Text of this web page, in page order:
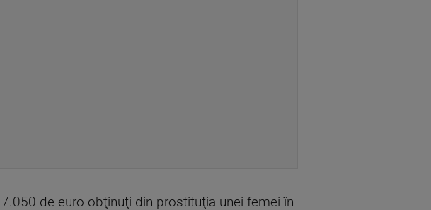
de euro obţinuţi din prostituţia unei femei în